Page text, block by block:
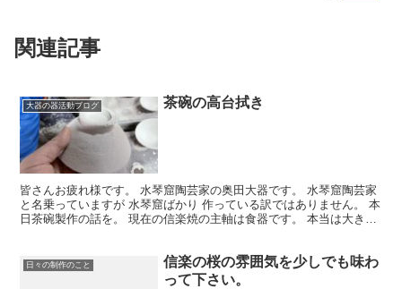
関連記事
大器の器活動ブログ 茶碗の高台拭き
皆さんお疲れ様です。 水琴窟陶芸家の奥田大器です。 水琴窟陶芸家
と名乗っていますが 水琴窟ばかり 作っている訳ではありません。 本
日茶碗製作の話を。 現在の信楽焼の主軸は食器です。 本当は大きな
日々の制作のこと
信楽の桜の雰囲気を少しでも味わ
って下さい。